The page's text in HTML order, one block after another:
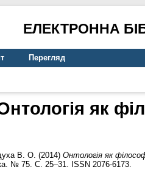
ЕЛЕКТРОННА
Перегляд
як
В. О. (2014) Онтологія як
№ 75. С. 25–31. ISSN 2076-6173.